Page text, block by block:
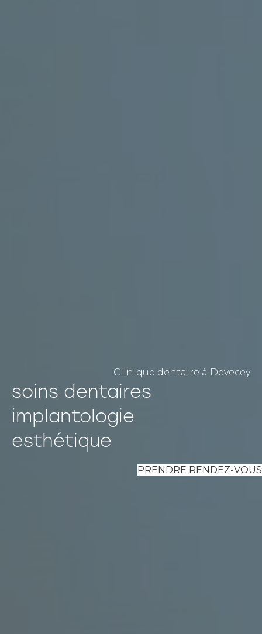
Clinique dentaire à Devecey
soins dentaires
implantologie
esthétique
PRENDRE RENDEZ-VOUS